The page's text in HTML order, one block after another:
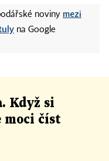
noviny mezi
na Google
Když si
moci číst